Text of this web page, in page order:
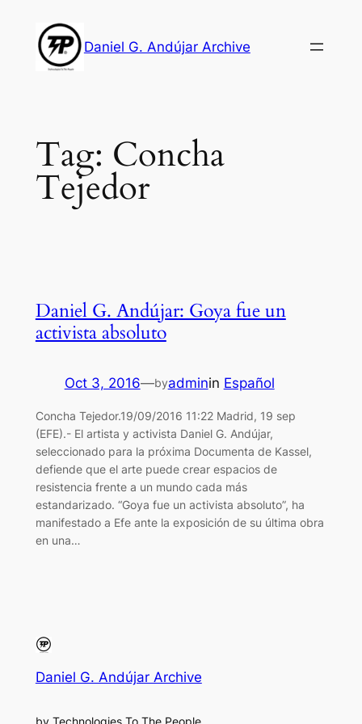
content
Daniel G. Andújar Archive
Tag: Concha
Tejedor
Daniel G. Andújar: Goya fue un
activista absoluto
Oct 3, 2016—byadminin Español
Concha Tejedor.19/09/2016 11:22 Madrid, 19 sep
(EFE).- El artista y activista Daniel G. Andújar,
seleccionado para la próxima Documenta de Kassel,
defiende que el arte puede crear espacios de
resistencia frente a un mundo cada más
estandarizado. “Goya fue un activista absoluto”, ha
manifestado a Efe ante la exposición de su última obra
en una…
Daniel G. Andújar Archive
by Technologies To The People